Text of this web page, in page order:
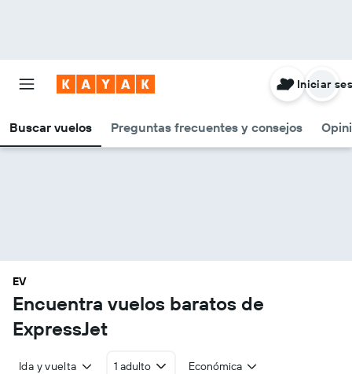
Buscar vuelos Preguntas frecuentes y consejos
Iniciar
EV
Encuentra vuelos baratos de
ExpressJet
Ida y vuelta 1 adulto Económica